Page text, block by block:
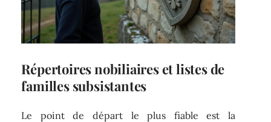
Répertoires nobiliaires et listes de
familles subsistantes
Le point de départ le plus fiable est la